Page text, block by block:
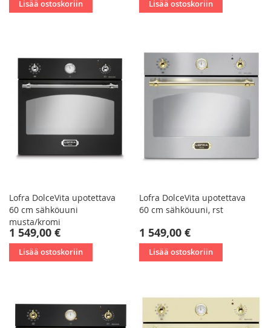
Lisää ostoskoriin Lisää ostoskoriin
Lofra DolceVita upotettava
60 cm sähköuuni
musta/kromi
1 549,00 €
Lisää ostoskoriin
Lofra DolceVita upotettava
60 cm sähköuuni, rst
1 549,00 €
Lisää ostoskoriin